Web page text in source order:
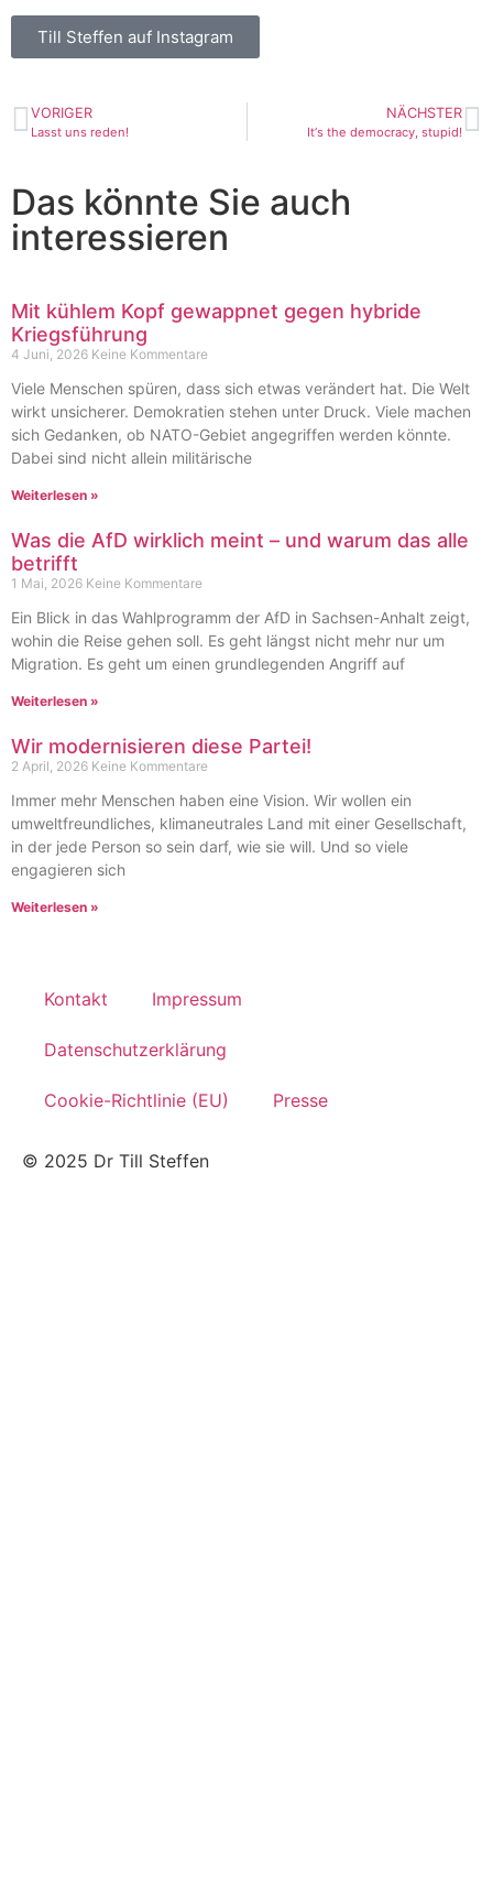
Till Steffen auf Instagram
VORIGER
Lasst uns reden!
NÄCHSTER
It‘s the democracy, stupid!
Das könnte Sie auch
interessieren
Mit kühlem Kopf gewappnet gegen hybride
Kriegsführung
4 Juni, 2026 Keine Kommentare
Viele Menschen spüren, dass sich etwas verändert hat. Die Welt
wirkt unsicherer. Demokratien stehen unter Druck. Viele machen
sich Gedanken, ob NATO-Gebiet angegriffen werden könnte.
Dabei sind nicht allein militärische
Weiterlesen »
Was die AfD wirklich meint – und warum das alle
betrifft
1 Mai, 2026 Keine Kommentare
Ein Blick in das Wahlprogramm der AfD in Sachsen-Anhalt zeigt,
wohin die Reise gehen soll. Es geht längst nicht mehr nur um
Migration. Es geht um einen grundlegenden Angriff auf
Weiterlesen »
Wir modernisieren diese Partei!
2 April, 2026 Keine Kommentare
Immer mehr Menschen haben eine Vision. Wir wollen ein
umweltfreundliches, klimaneutrales Land mit einer Gesellschaft,
in der jede Person so sein darf, wie sie will. Und so viele
engagieren sich
Weiterlesen »
Kontakt Impressum
Datenschutzerklärung
Cookie-Richtlinie (EU) Presse
© 2025 Dr Till Steffen